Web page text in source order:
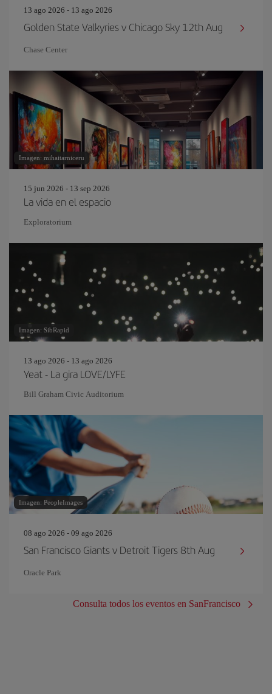
13 ago 2026 - 13 ago 2026
Golden State Valkyries v Chicago Sky 12th Aug
Chase Center
Imagen: mihaitarniceru
15 jun 2026 - 13 sep 2026
La vida en el espacio
Exploratorium
Imagen: SibRapid
13 ago 2026 - 13 ago 2026
Yeat - La gira LOVE/LYFE
Bill Graham Civic Auditorium
Imagen: PeopleImages
08 ago 2026 - 09 ago 2026
San Francisco Giants v Detroit Tigers 8th Aug
Oracle Park
Consulta todos los eventos en SanFrancisco